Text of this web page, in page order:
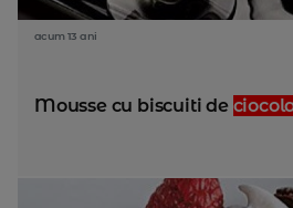
acum 13 ani
Mousse cu biscuiti de